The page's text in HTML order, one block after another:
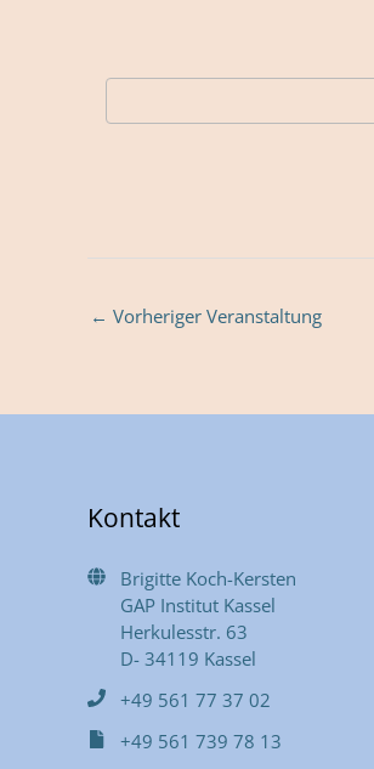
← Vorheriger Veranstaltung
Kontakt
Brigitte Koch-Kersten
GAP Institut Kassel
Herkulesstr. 63
D- 34119 Kassel
+49 561 77 37 02
+49 561 739 78 13